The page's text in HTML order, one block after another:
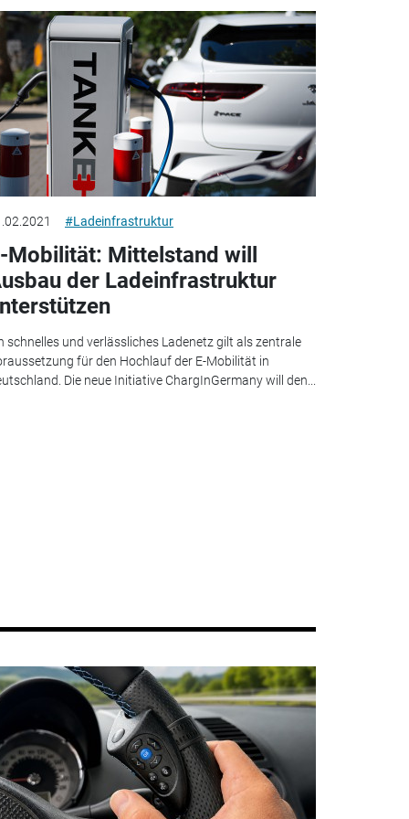
#Ladeinfrastruktur
Mobilität: Mittelstand will
der Ladeinfrastruktur
schnelles und verlässliches Ladenetz gilt als zentrale
für den Hochlauf der E-Mobilität in
Die neue Initiative ChargInGermany will den...